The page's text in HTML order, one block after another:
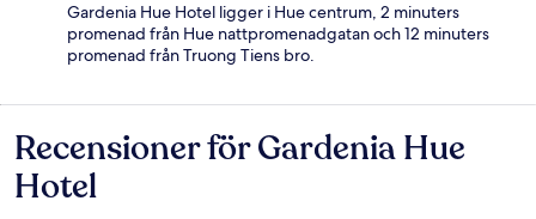
Gardenia Hue Hotel ligger i Hue centrum, 2 minuters
promenad från Hue nattpromenadgatan och 12 minuters
promenad från Truong Tiens bro.
Recensioner
Recensioner för Gardenia Hue
Hotel